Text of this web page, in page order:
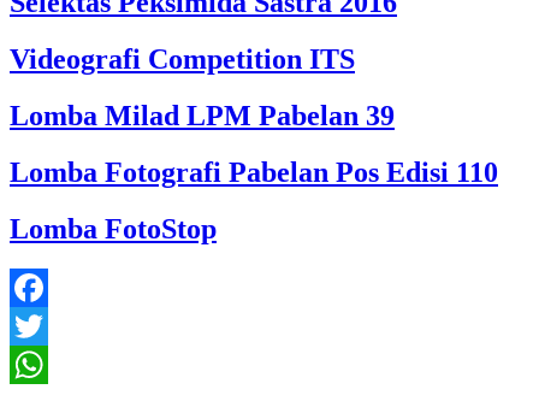
Videografi Competition ITS
Lomba Milad LPM Pabelan 39
Lomba Fotografi Pabelan Pos Edisi 110
Lomba FotoStop
Facebook
Twitter